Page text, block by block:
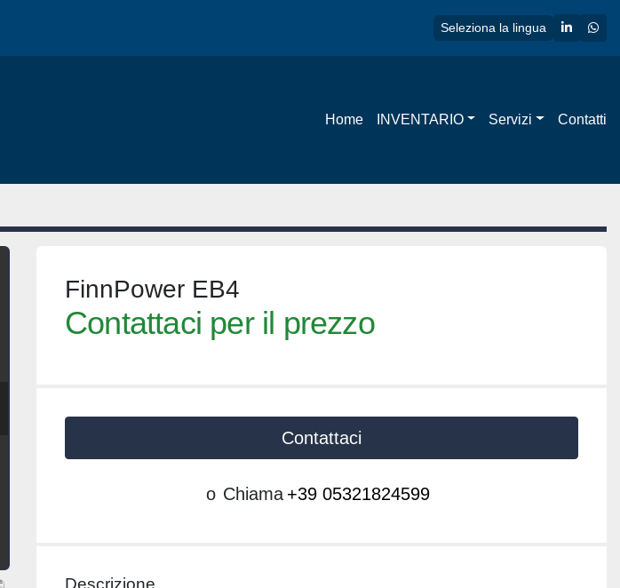
Seleziona la lingua linkedin
Home INVENTARIO Servizi Contatti
FinnPower EB4
Contattaci per il prezzo
Contattaci
o Chiama +39 05321824599
Descrizione